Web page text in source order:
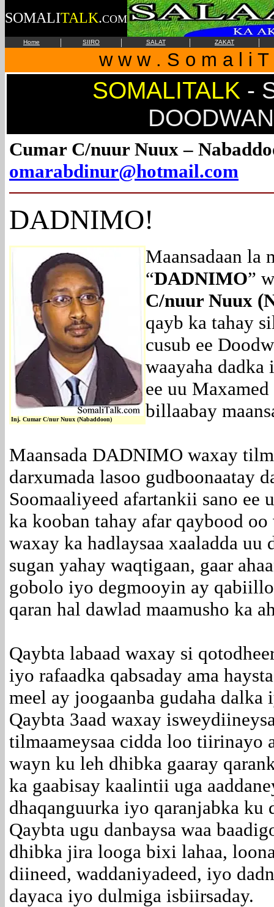
SOMALITALK.COM
Home | SIIRO | SALAT | ZAKAT |
w w w . S o m a l i
SOMALITALK -
Cumar C/nuur Nuux –
omarabdinur@hotmail.com
DADNIMO!
Inj. Cumar C/nur Nuux (Nabaddoon)
Maansadaan la
“DADNIMO”
C/nuur Nuux
qayb ka tahay
cusub ee
waayaha
ee uu
billaabay
Maansada DADNIMO waxay
darxumada lasoo gudboonaatay
Soomaaliyeed afartankii sano ee
ka kooban tahay afar qaybood
waxay ka hadlaysaa xaaladda uu
sugan yahay waqtigaan, gaar
gobolo iyo degmooyin ay
qaran hal dawlad maamusho ka
Qaybta labaad waxay si
iyo rafaadka qabsaday ama
meel ay joogaanba gudaha dalka
Qaybta 3aad waxay
tilmaameysaa cidda loo tiirinayo
wayn ku leh dhibka gaaray
ka gaabisay kaalintii uga
dhaqanguurka iyo qaranjabka ku
Qaybta ugu danbaysa waa
dhibka jira looga bixi lahaa,
diineed, waddaniyadeed, iyo
dayaca iyo dulmiga isbiirsaday.